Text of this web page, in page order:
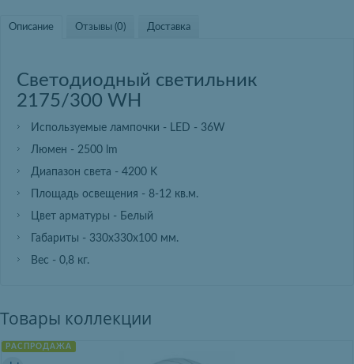
Описание Отзывы (0) Доставка
Светодиодный светильник
2175/300 WH
Используемые лампочки - LED - 36W
Люмен - 2500 lm
Диапазон света - 4200 K
Площадь освещения - 8-12 кв.м.
Цвет арматуры - Белый
Габариты - 330х330х100 мм.
Вес - 0,8 кг.
Товары коллекции
РАСПРОДАЖА